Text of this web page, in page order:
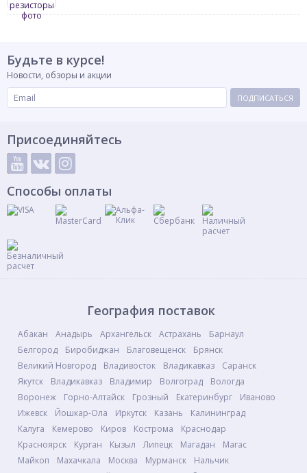
Будьте в курсе!
Новости, обзоры и акции
ПОДПИСАТЬСЯ
Присоединяйтесь
Способы оплаты
География поставок
Абакан Анадырь Архангельск Астрахань
Барнаул
Белгород
Биробиджан Благовещенск
Брянск
Великий Новгород
Владивосток Владикавказ
Саранск
Якутск
Владикавказ Владимир Волгоград
Вологда
Воронеж
Горно-Алтайск Грозный Екатеринбург
Иваново
Ижевск
Йошкар-Ола Иркутск Казань
Калининград
Калуга
Кемерово Киров Кострома
Краснодар
Красноярск
Курган Кызыл Липецк Магадан
Магас
Майкоп
Махачкала Москва Мурманск
Нальчик